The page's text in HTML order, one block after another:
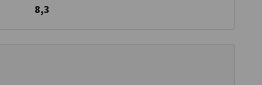
8,3